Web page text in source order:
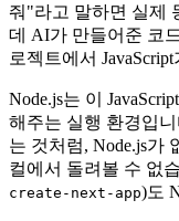
줘"라고 말하면 실제
데 AI가 만들어준 코
로젝트에서
Node.js는 이
해주는 실행 환경입
는 것처럼, Node.js가
컬에서 돌려볼 수 없
create-next-app)도